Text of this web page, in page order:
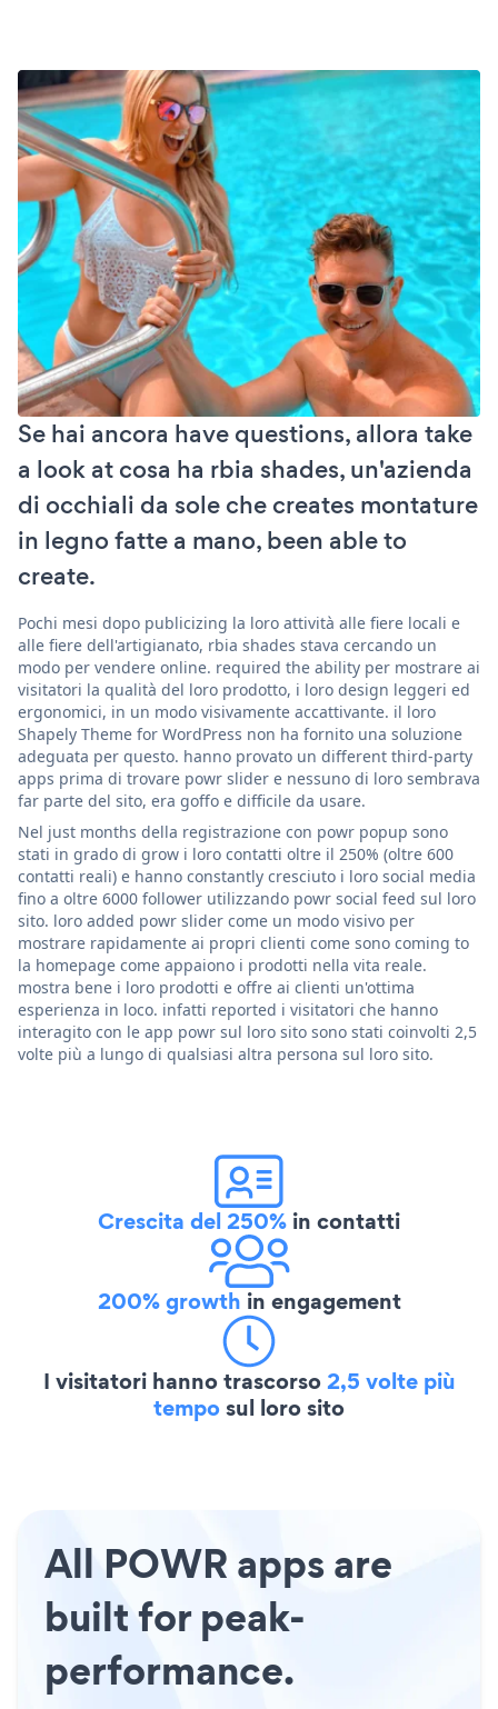
Se hai ancora have questions, allora take
a look at cosa ha rbia shades, un'azienda
di occhiali da sole che creates montature
in legno fatte a mano, been able to
create.
Pochi mesi dopo publicizing la loro attività alle fiere locali e
alle fiere dell'artigianato, rbia shades stava cercando un
modo per vendere online. required the ability per mostrare ai
visitatori la qualità del loro prodotto, i loro design leggeri ed
ergonomici, in un modo visivamente accattivante. il loro
Shapely Theme for WordPress non ha fornito una soluzione
adeguata per questo. hanno provato un different third-party
apps prima di trovare powr slider e nessuno di loro sembrava
far parte del sito, era goffo e difficile da usare.
Nel just months della registrazione con powr popup sono
stati in grado di grow i loro contatti oltre il 250% (oltre 600
contatti reali) e hanno constantly cresciuto i loro social media
fino a oltre 6000 follower utilizzando powr social feed sul loro
sito. loro added powr slider come un modo visivo per
mostrare rapidamente ai propri clienti come sono coming to
la homepage come appaiono i prodotti nella vita reale.
mostra bene i loro prodotti e offre ai clienti un'ottima
esperienza in loco. infatti reported i visitatori che hanno
interagito con le app powr sul loro sito sono stati coinvolti 2,5
volte più a lungo di qualsiasi altra persona sul loro sito.
Crescita del 250% in contatti
200% growth in engagement
I visitatori hanno trascorso2,5 volte più
temposul loro sito
All POWR apps are
built for peak-
performance.